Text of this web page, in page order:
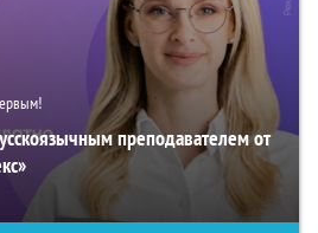
преподавателем от